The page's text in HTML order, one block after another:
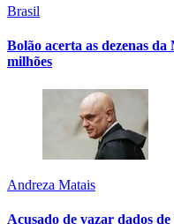
Brasil
Bolão acerta as dezenas
milhões
Andreza Matais
Acusado de vazar dados